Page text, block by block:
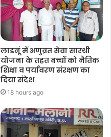
लाडनूं में अणुव्रत सेवा सारथी
योजना के तहत बच्चों को नैतिक
शिक्षा व पर्यावरण संरक्षण का
दिया संदेश
18 hours ago